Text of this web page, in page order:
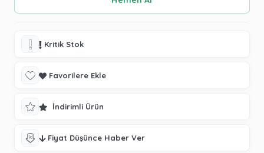
Kritik Stok
Favorilere Ekle
İndirimli Ürün
Fiyat Düşünce Haber Ver